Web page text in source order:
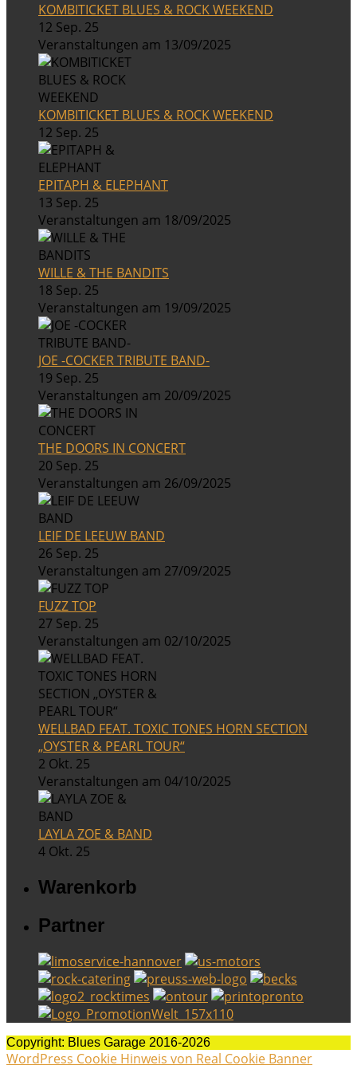
KOMBITICKET BLUES & ROCK WEEKEND
12 Sep. 25
Veranstaltungen am 13/09/2025
KOMBITICKET BLUES & ROCK WEEKEND
12 Sep. 25
EPITAPH & ELEPHANT
13 Sep. 25
Veranstaltungen am 18/09/2025
WILLE & THE BANDITS
18 Sep. 25
Veranstaltungen am 19/09/2025
JOE -COCKER TRIBUTE BAND-
19 Sep. 25
Veranstaltungen am 20/09/2025
THE DOORS IN CONCERT
20 Sep. 25
Veranstaltungen am 26/09/2025
LEIF DE LEEUW BAND
26 Sep. 25
Veranstaltungen am 27/09/2025
FUZZ TOP
27 Sep. 25
Veranstaltungen am 02/10/2025
WELLBAD FEAT. TOXIC TONES HORN SECTION
„OYSTER & PEARL TOUR“
2 Okt. 25
Veranstaltungen am 04/10/2025
LAYLA ZOE & BAND
4 Okt. 25
Warenkorb
Partner
Copyright: Blues Garage 2016-2026
WordPress Cookie Hinweis von Real Cookie Banner